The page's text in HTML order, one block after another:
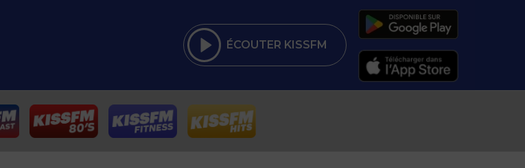
ÉCOUTER KISSFM